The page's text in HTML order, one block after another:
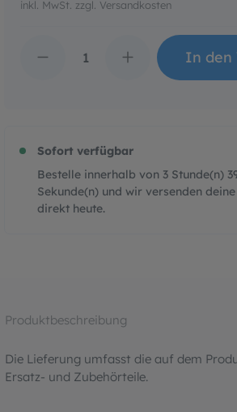
inkl. MwSt. zzgl. Versandkosten
Produkt
In den
Sofort verfügbar
Bestelle innerhalb von 3 Stunde(n)
Sekunde(n) und wir versenden
direkt heute.
Produktbeschreibung
Die Lieferung umfasst die auf dem
Ersatz- und Zubehörteile.